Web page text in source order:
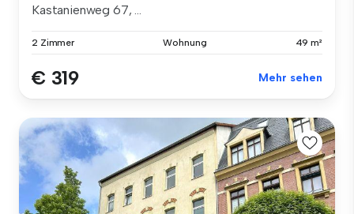
Kastanienweg 67, ...
2 Zimmer Wohnung 49 m²
€ 319 Mehr sehen